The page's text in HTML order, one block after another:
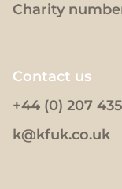
Charity
Contact us
+44 (0) 207
k@kfuk.co.uk